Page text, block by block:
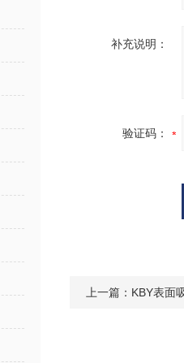
补充说明：
验证码：
上一篇： KBY表面